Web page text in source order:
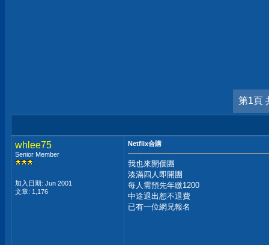
第1頁
whlee75
Senior Member
加入日期: Jun 2001
文章: 1,176
Netflix合購
我也來開個團
湊滿四人即開團
每人需預先年繳1200
中途退出恕不退費
已有一位網兄報名